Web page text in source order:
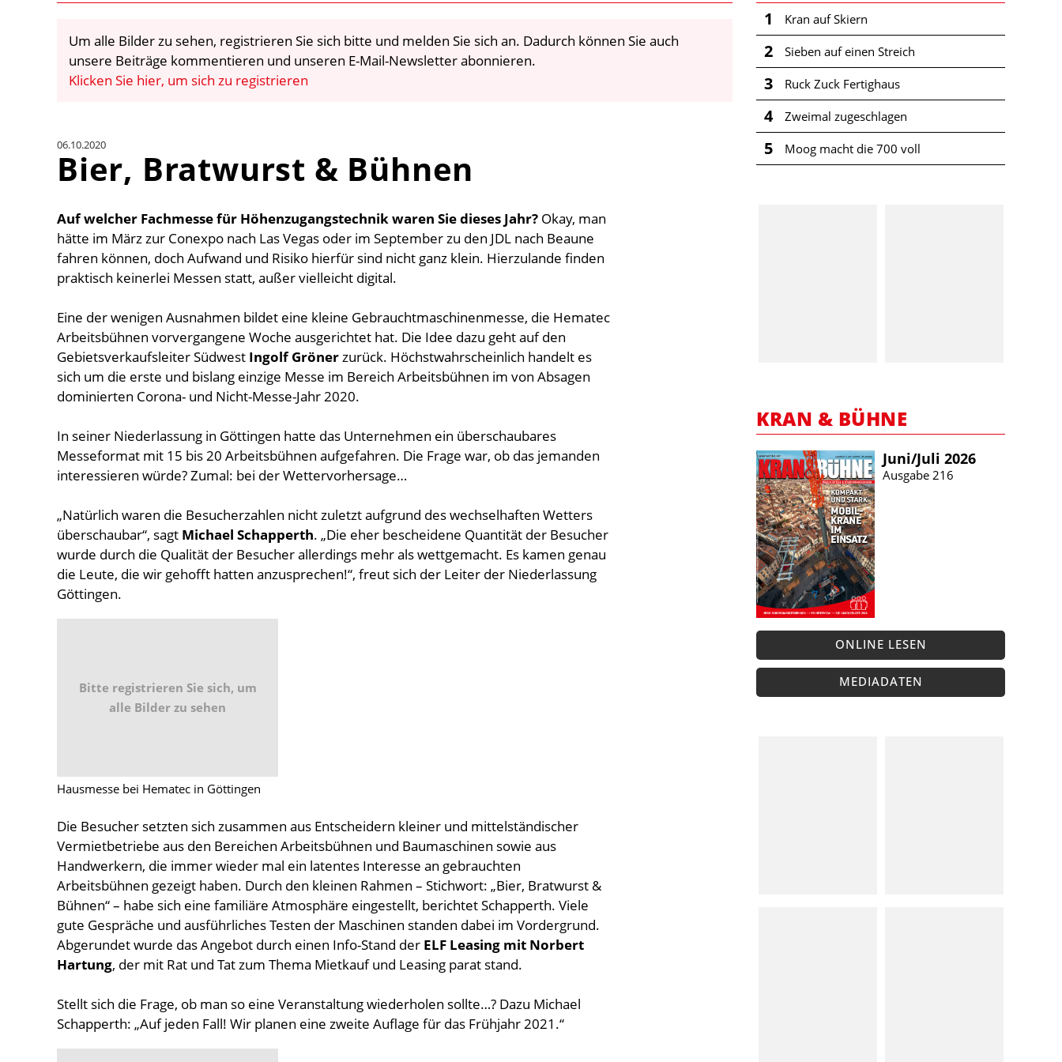
Um alle Bilder zu sehen, registrieren Sie sich bitte und melden Sie sich an. Dadurch können Sie auch
unsere Beiträge kommentieren und unseren E-Mail-Newsletter abonnieren.
Klicken Sie hier, um sich zu registrieren
06.10.2020
Bier, Bratwurst & Bühnen
Auf welcher Fachmesse für Höhenzugangstechnik waren Sie dieses Jahr? Okay, man
hätte im März zur Conexpo nach Las Vegas oder im September zu den JDL nach Beaune
fahren können, doch Aufwand und Risiko hierfür sind nicht ganz klein. Hierzulande finden
praktisch keinerlei Messen statt, außer vielleicht digital.
Eine der wenigen Ausnahmen bildet eine kleine Gebrauchtmaschinenmesse, die Hematec
Arbeitsbühnen vorvergangene Woche ausgerichtet hat. Die Idee dazu geht auf den
Gebietsverkaufsleiter Südwest Ingolf Grönerzurück. Höchstwahrscheinlich handelt es
sich um die erste und bislang einzige Messe im Bereich Arbeitsbühnen im von Absagen
dominierten Corona- und Nicht-Messe-Jahr 2020.
In seiner Niederlassung in Göttingen hatte das Unternehmen ein überschaubares
Messeformat mit 15 bis 20 Arbeitsbühnen aufgefahren. Die Frage war, ob das jemanden
interessieren würde? Zumal: bei der Wettervorhersage…
„Natürlich waren die Besucherzahlen nicht zuletzt aufgrund des wechselhaften Wetters
überschaubar“, sagt Michael Schapperth. „Die eher bescheidene Quantität der Besucher
wurde durch die Qualität der Besucher allerdings mehr als wettgemacht. Es kamen genau
die Leute, die wir gehofft hatten anzusprechen!“, freut sich der Leiter der Niederlassung
Göttingen.
Bitte registrieren Sie sich, um
alle Bilder zu sehen
Hausmesse bei Hematec in Göttingen
Die Besucher setzten sich zusammen aus Entscheidern kleiner und mittelständischer
Vermietbetriebe aus den Bereichen Arbeitsbühnen und Baumaschinen sowie aus
Handwerkern, die immer wieder mal ein latentes Interesse an gebrauchten
Arbeitsbühnen gezeigt haben. Durch den kleinen Rahmen – Stichwort: „Bier, Bratwurst &
Bühnen“ – habe sich eine familiäre Atmosphäre eingestellt, berichtet Schapperth. Viele
gute Gespräche und ausführliches Testen der Maschinen standen dabei im Vordergrund.
Abgerundet wurde das Angebot durch einen Info-Stand der ELF Leasing mit Norbert
Hartung, der mit Rat und Tat zum Thema Mietkauf und Leasing parat stand.
Stellt sich die Frage, ob man so eine Veranstaltung wiederholen sollte…? Dazu Michael
Schapperth: „Auf jeden Fall! Wir planen eine zweite Auflage für das Frühjahr 2021.“
1 Kran auf Skiern
2 Sieben auf einen Streich
3 Ruck Zuck Fertighaus
4 Zweimal zugeschlagen
5 Moog macht die 700 voll
KRAN & BÜHNE
Juni/​Juli 2026
Ausgabe 216
ONLINE LESEN
MEDIADATEN